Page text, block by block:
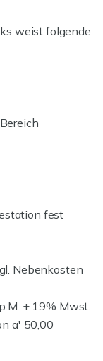
weist folgende
fest
Nebenkosten
+ 19% Mwst.
a' 50,00